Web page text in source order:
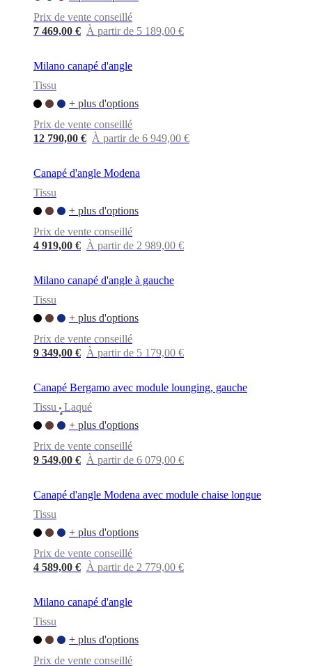
d'expositionPiècesSéjoursSalles
mangerChambres Aménagements
espacesBureauxBoConcept
Helena
Christensen InspirationService
Délai
livraisonEntretien
d’assemblageGarantieJuridique
Décoration
d'IntérieurCommandez
échantillons
gratuitsTrouver
magasinÀ
propos
BoConcept ValeursResponsabilité
l’entreprise L’histoireEspace
Savoir-
qualitéRencontre
designersPersonnalisationCarrières
certificationsDéclaration
d’accessibilitéDevenir
Program
Projects Articles
Prix de vente conseillé
7 469,00 € À partir de 5 189,00 €
Milano canapé d'angle
Tissu
+ plus d'options
Prix de vente conseillé
12 790,00 € À partir de 6 949,00 €
Canapé d'angle Modena
Tissu
+ plus d'options
Prix de vente conseillé
4 919,00 € À partir de 2 989,00 €
Milano canapé d'angle à gauche
Tissu
+ plus d'options
Prix de vente conseillé
9 349,00 € À partir de 5 179,00 €
Canapé Bergamo avec module lounging, gauche
Tissu
•
Laqué
+ plus d'options
Prix de vente conseillé
9 549,00 € À partir de 6 079,00 €
Canapé d'angle Modena avec module chaise longue
Tissu
+ plus d'options
Prix de vente conseillé
4 589,00 € À partir de 2 779,00 €
Milano canapé d'angle
Tissu
+ plus d'options
Prix de vente conseillé